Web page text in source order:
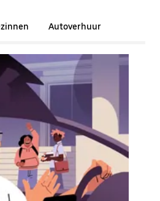
Autoverhuur